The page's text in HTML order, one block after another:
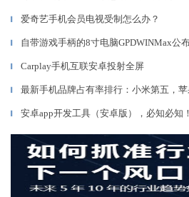
▎ 爱奇艺手机会员电视受制怎么办？
▎ 自带游戏手柄的8寸电脑GPDWINMax公
▎ Carplay手机互联安卓投射全屏
▎ 最新手机品牌占有率排行：小米第五，苹
▎ 安卓app开发工具（安卓版），必知必知！